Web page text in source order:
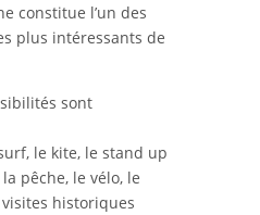
constitue l’un des
plus intéressants de
sont
le kite, le stand up
pêche, le vélo, le
historiques